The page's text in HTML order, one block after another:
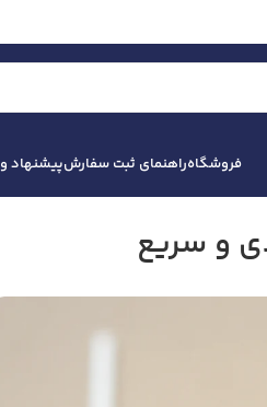
فروشگاهراهنمای ثبت سفارشپیشنهاد
و سریع